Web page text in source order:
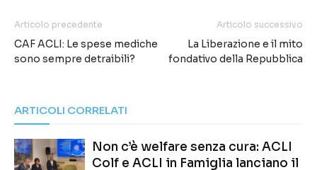
Articolo precedente
CAF ACLI: Le spese mediche
sono sempre detraibili?
Articolo successivo
La Liberazione e il mito
fondativo della Repubblica
ARTICOLI CORRELATI
Non c’è welfare senza cura: ACLI
Colf e ACLI in Famiglia lanciano il